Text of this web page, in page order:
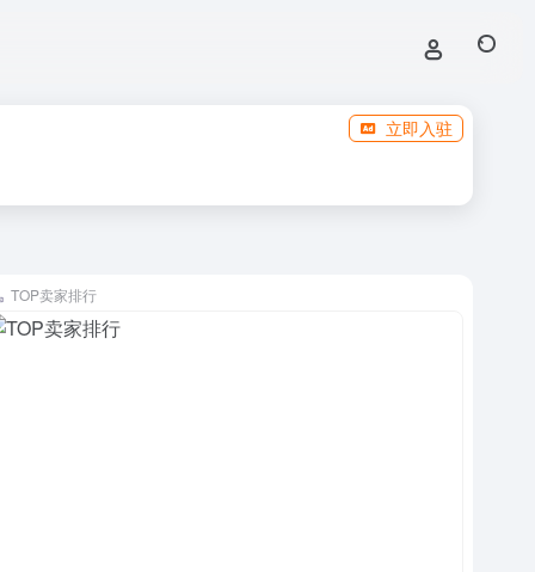
立即入驻
TOP卖家排行